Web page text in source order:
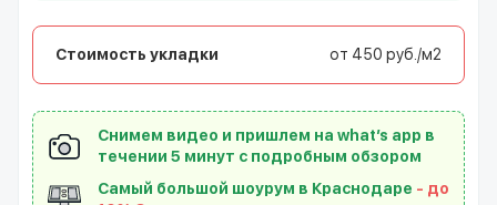
Стоимость укладки от 450 руб./м2
Снимем видео и пришлем на what’s app в
течении 5 минут с подробным обзором
Самый большой шоурум в Краснодаре - до